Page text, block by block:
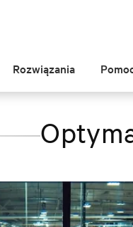
Rozwiązania